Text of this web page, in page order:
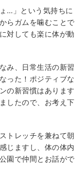
…」という気持ちに
らガムを噛むことで
対しても楽に体が動
み、日常生活の新習
った！ポジティブな
の新習慣はあります
したので、お考え下
トレッチを兼ねて朝
じますし、体の体内
園で仲間とお話がで